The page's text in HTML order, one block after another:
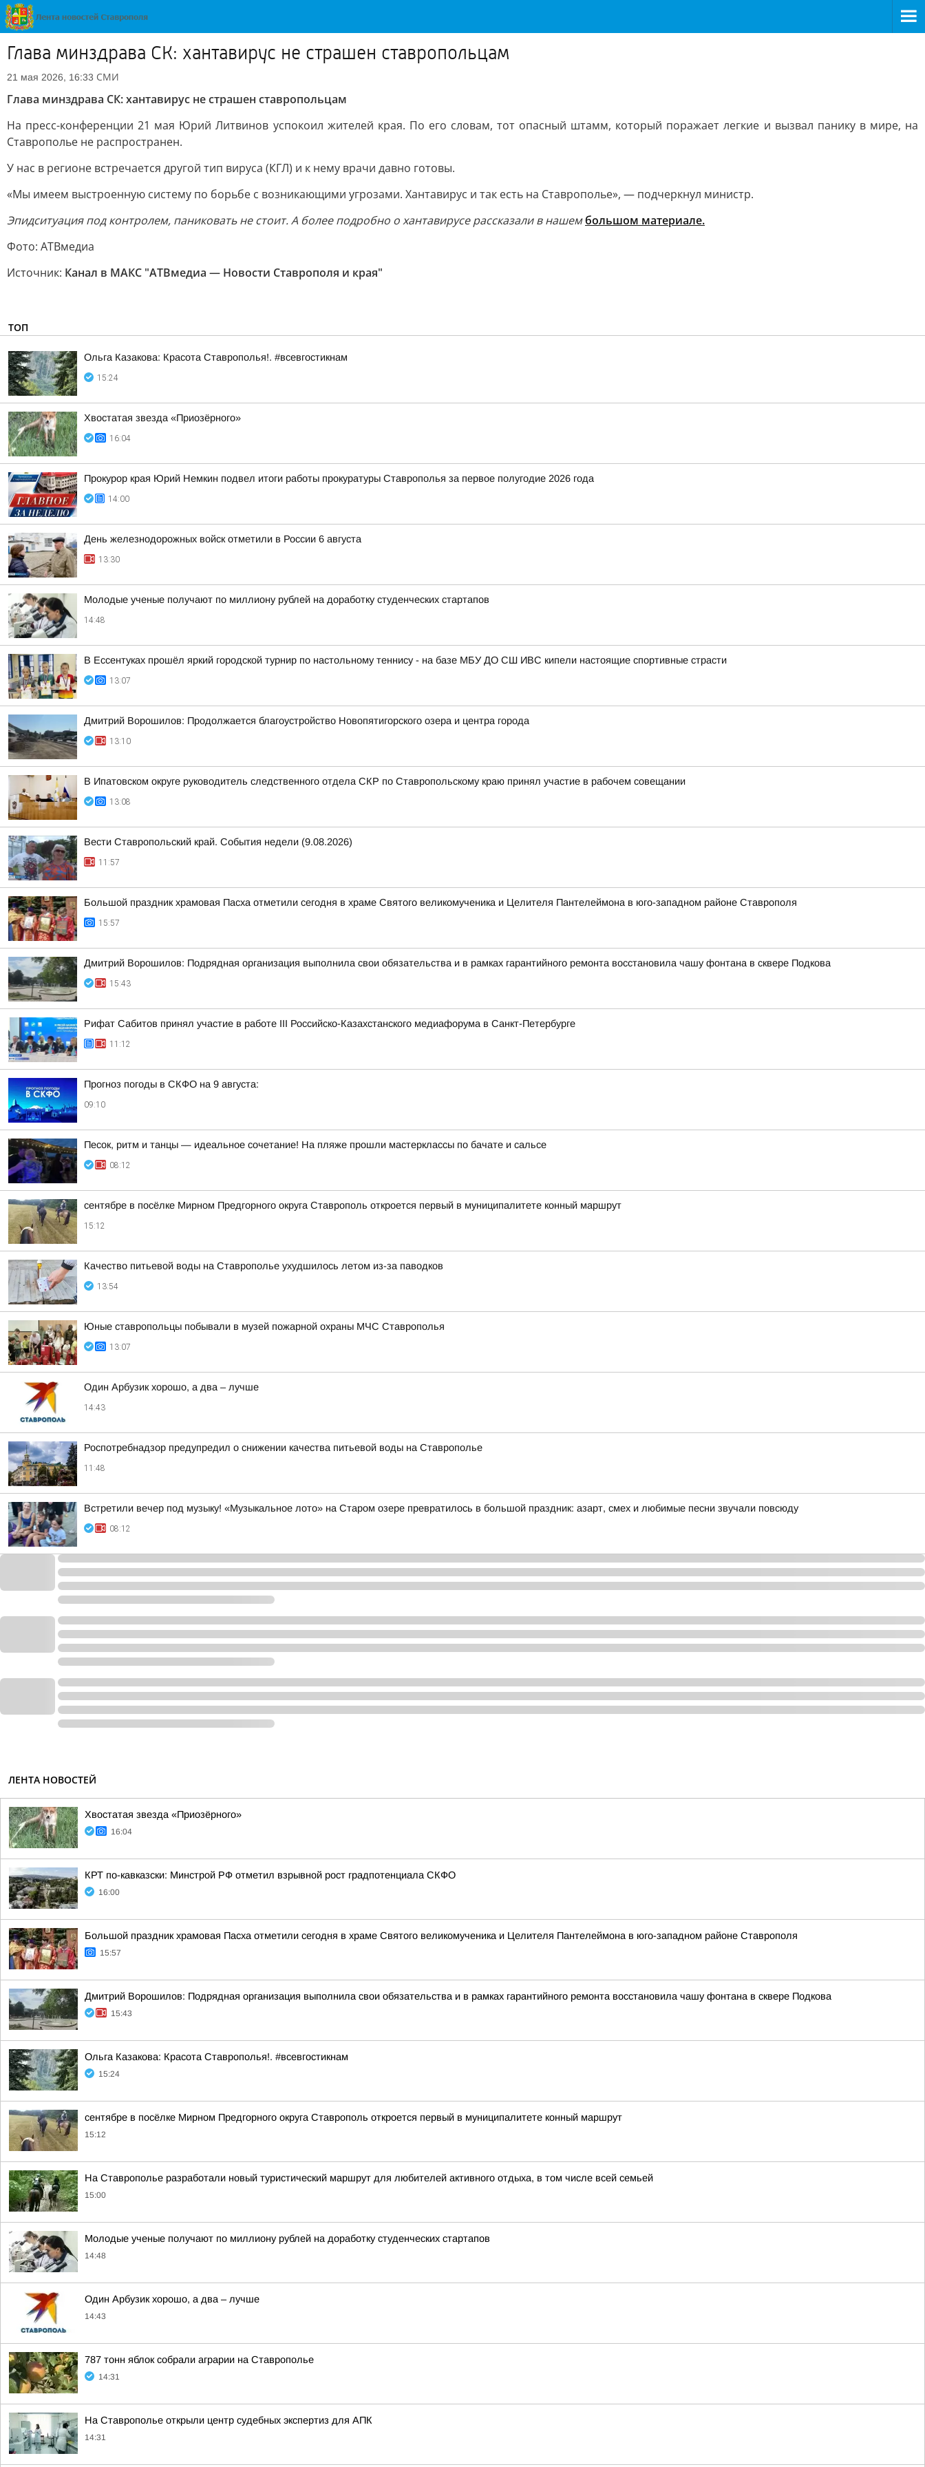
Глава минздрава СК: хантавирус не страшен ставропольцам
21 мая 2026, 16:33 СМИ
Глава минздрава СК: хантавирус не страшен ставропольцам
На пресс-конференции 21 мая Юрий Литвинов успокоил жителей края. По его словам, тот опасный штамм, который поражает легкие и вызвал панику в мире, на
Ставрополье не распространен.
У нас в регионе встречается другой тип вируса (КГЛ) и к нему врачи давно готовы.
«Мы имеем выстроенную систему по борьбе с возникающими угрозами. Хантавирус и так есть на Ставрополье», — подчеркнул министр.
Эпидситуация под контролем, паниковать не стоит. А более подробно о хантавирусе рассказали в нашембольшом материале.
Фото: АТВмедиа
Источник: Канал в МАКС "АТВмедиа — Новости Ставрополя и края"
ТОП
Ольга Казакова: Красота Ставрополья!. #всевгостикнам
15:24
Хвостатая звезда «Приозёрного»
16:04
Прокурор края Юрий Немкин подвел итоги работы прокуратуры Ставрополья за первое полугодие 2026 года
14:00
День железнодорожных войск отметили в России 6 августа
13:30
Молодые ученые получают по миллиону рублей на доработку студенческих стартапов
14:48
В Ессентуках прошёл яркий городской турнир по настольному теннису - на базе МБУ ДО СШ ИВС кипели настоящие спортивные страсти
13:07
Дмитрий Ворошилов: Продолжается благоустройство Новопятигорского озера и центра города
13:10
В Ипатовском округе руководитель следственного отдела СКР по Ставропольскому краю принял участие в рабочем совещании
13:08
Вести Ставропольский край. События недели (9.08.2026)
11:57
Большой праздник храмовая Пасха отметили сегодня в храме Святого великомученика и Целителя Пантелеймона в юго-западном районе Ставрополя
15:57
Дмитрий Ворошилов: Подрядная организация выполнила свои обязательства и в рамках гарантийного ремонта восстановила чашу фонтана в сквере Подкова
15:43
Рифат Сабитов принял участие в работе III Российско-Казахстанского медиафорума в Санкт-Петербурге
11:12
Прогноз погоды в СКФО на 9 августа:
09:10
Песок, ритм и танцы — идеальное сочетание! На пляже прошли мастерклассы по бачате и сальсе
08:12
сентябре в посёлке Мирном Предгорного округа Ставрополь откроется первый в муниципалитете конный маршрут
15:12
Качество питьевой воды на Ставрополье ухудшилось летом из-за паводков
13:54
Юные ставропольцы побывали в музей пожарной охраны МЧС Ставрополья
13:07
Один Арбузик хорошо, а два – лучше
14:43
Роспотребнадзор предупредил о снижении качества питьевой воды на Ставрополье
11:48
Встретили вечер под музыку! «Музыкальное лото» на Старом озере превратилось в большой праздник: азарт, смех и любимые песни звучали повсюду
08:12
ЛЕНТА НОВОСТЕЙ
Хвостатая звезда «Приозёрного»
16:04
КРТ по-кавказски: Минстрой РФ отметил взрывной рост градпотенциала СКФО
16:00
Большой праздник храмовая Пасха отметили сегодня в храме Святого великомученика и Целителя Пантелеймона в юго-западном районе Ставрополя
15:57
Дмитрий Ворошилов: Подрядная организация выполнила свои обязательства и в рамках гарантийного ремонта восстановила чашу фонтана в сквере Подкова
15:43
Ольга Казакова: Красота Ставрополья!. #всевгостикнам
15:24
сентябре в посёлке Мирном Предгорного округа Ставрополь откроется первый в муниципалитете конный маршрут
15:12
На Ставрополье разработали новый туристический маршрут для любителей активного отдыха, в том числе всей семьей
15:00
Молодые ученые получают по миллиону рублей на доработку студенческих стартапов
14:48
Один Арбузик хорошо, а два – лучше
14:43
787 тонн яблок собрали аграрии на Ставрополье
14:31
На Ставрополье открыли центр судебных экспертиз для АПК
14:31